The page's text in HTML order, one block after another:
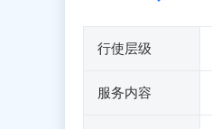
行使层级
服务内容